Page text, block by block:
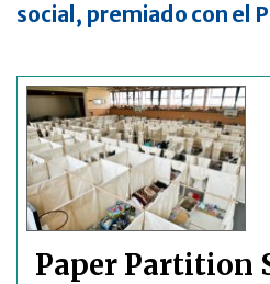
social, premiado con el
Paper Partition